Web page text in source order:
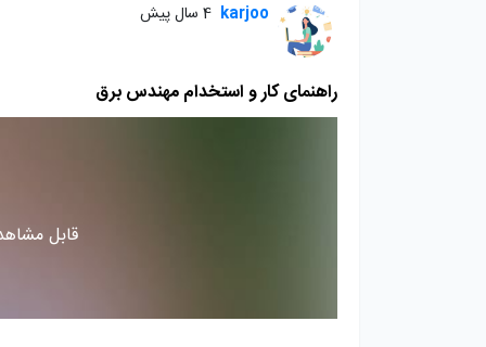
karjoo 4 سال پیش
راهنمای کار و استخدام مهندس برق
قابل